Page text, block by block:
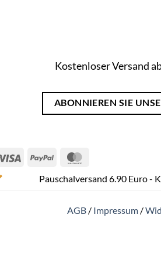
Kostenloser Versand
ABONNIEREN SIE
Visa PayPal
Pauschalversand 6.90 Euro -
AGB / Impressum /